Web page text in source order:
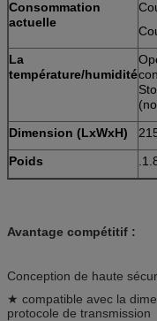
Consommation
actuelle
La
température/humidité
Dimension (LxWxH)
Poids
Avantage compétitif :
Conception de haute
★ compatible avec la
protocole de transmission